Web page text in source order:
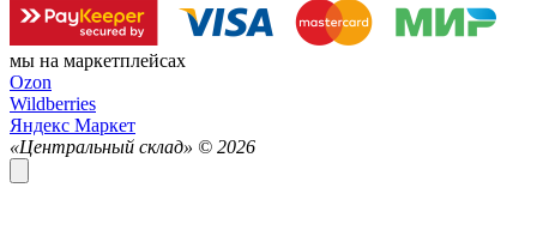
мы на маркетплейсах
Ozon
Wildberries
Яндекс Маркет
«Центральный склад» © 2026